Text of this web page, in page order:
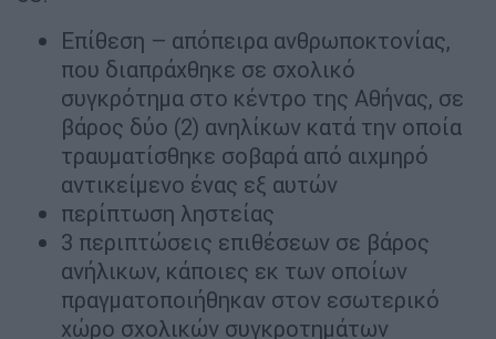
Επίθεση – απόπειρα ανθρωποκτονίας,
που διαπράχθηκε σε σχολικό
συγκρότημα στο κέντρο της Αθήνας, σε
βάρος δύο (2) ανηλίκων κατά την οποία
τραυματίσθηκε σοβαρά από αιχμηρό
αντικείμενο ένας εξ αυτών
περίπτωση ληστείας
3 περιπτώσεις επιθέσεων σε βάρος
ανήλικων, κάποιες εκ των οποίων
πραγματοποιήθηκαν στον εσωτερικό
χώρο σχολικών συγκροτημάτων